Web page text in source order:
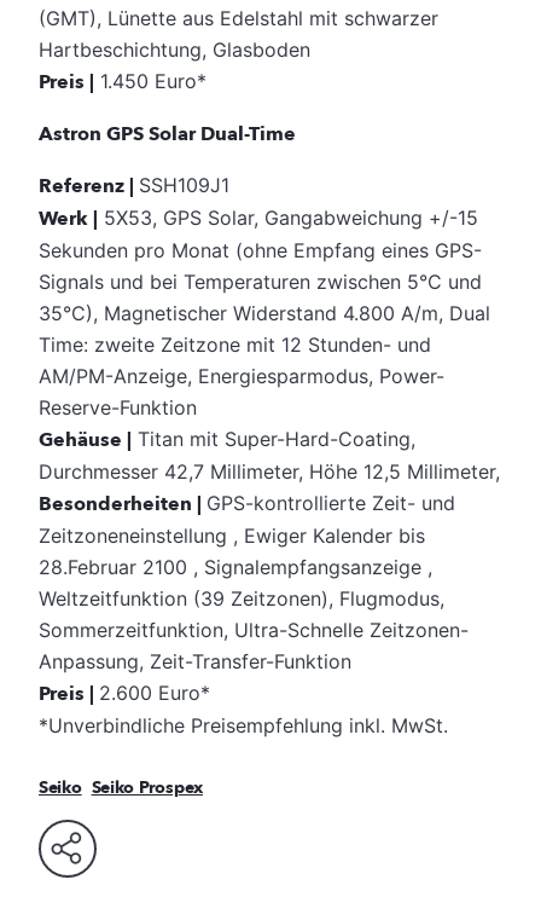
(GMT), Lünette aus Edelstahl mit schwarzer
Hartbeschichtung, Glasboden
Preis | 1.450 Euro*
Astron GPS Solar Dual-Time
Referenz | SSH109J1
Werk | 5X53, GPS Solar, Gangabweichung +/-15
Sekunden pro Monat (ohne Empfang eines GPS-
Signals und bei Temperaturen zwischen 5°C und
35°C), Magnetischer Widerstand 4.800 A/m, Dual
Time: zweite Zeitzone mit 12 Stunden- und
AM/PM-Anzeige, Energiesparmodus, Power-
Reserve-Funktion
Gehäuse | Titan mit Super-Hard-Coating,
Durchmesser 42,7 Millimeter, Höhe 12,5 Millimeter,
Besonderheiten | GPS-kontrollierte Zeit- und
Zeitzoneneinstellung , Ewiger Kalender bis
28.Februar 2100 , Signalempfangsanzeige ,
Weltzeitfunktion (39 Zeitzonen), Flugmodus,
Sommerzeitfunktion, Ultra-Schnelle Zeitzonen-
Anpassung, Zeit-Transfer-Funktion
Preis | 2.600 Euro*
*Unverbindliche Preisempfehlung inkl. MwSt.
Seiko Seiko Prospex